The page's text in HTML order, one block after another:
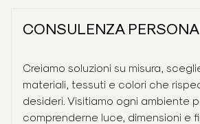
CONSULENZA
Creiamo soluzioni su misura,
materiali, tessuti e colori che
desideri. Visitiamo ogni ambiente
comprenderne luce, dimensioni e